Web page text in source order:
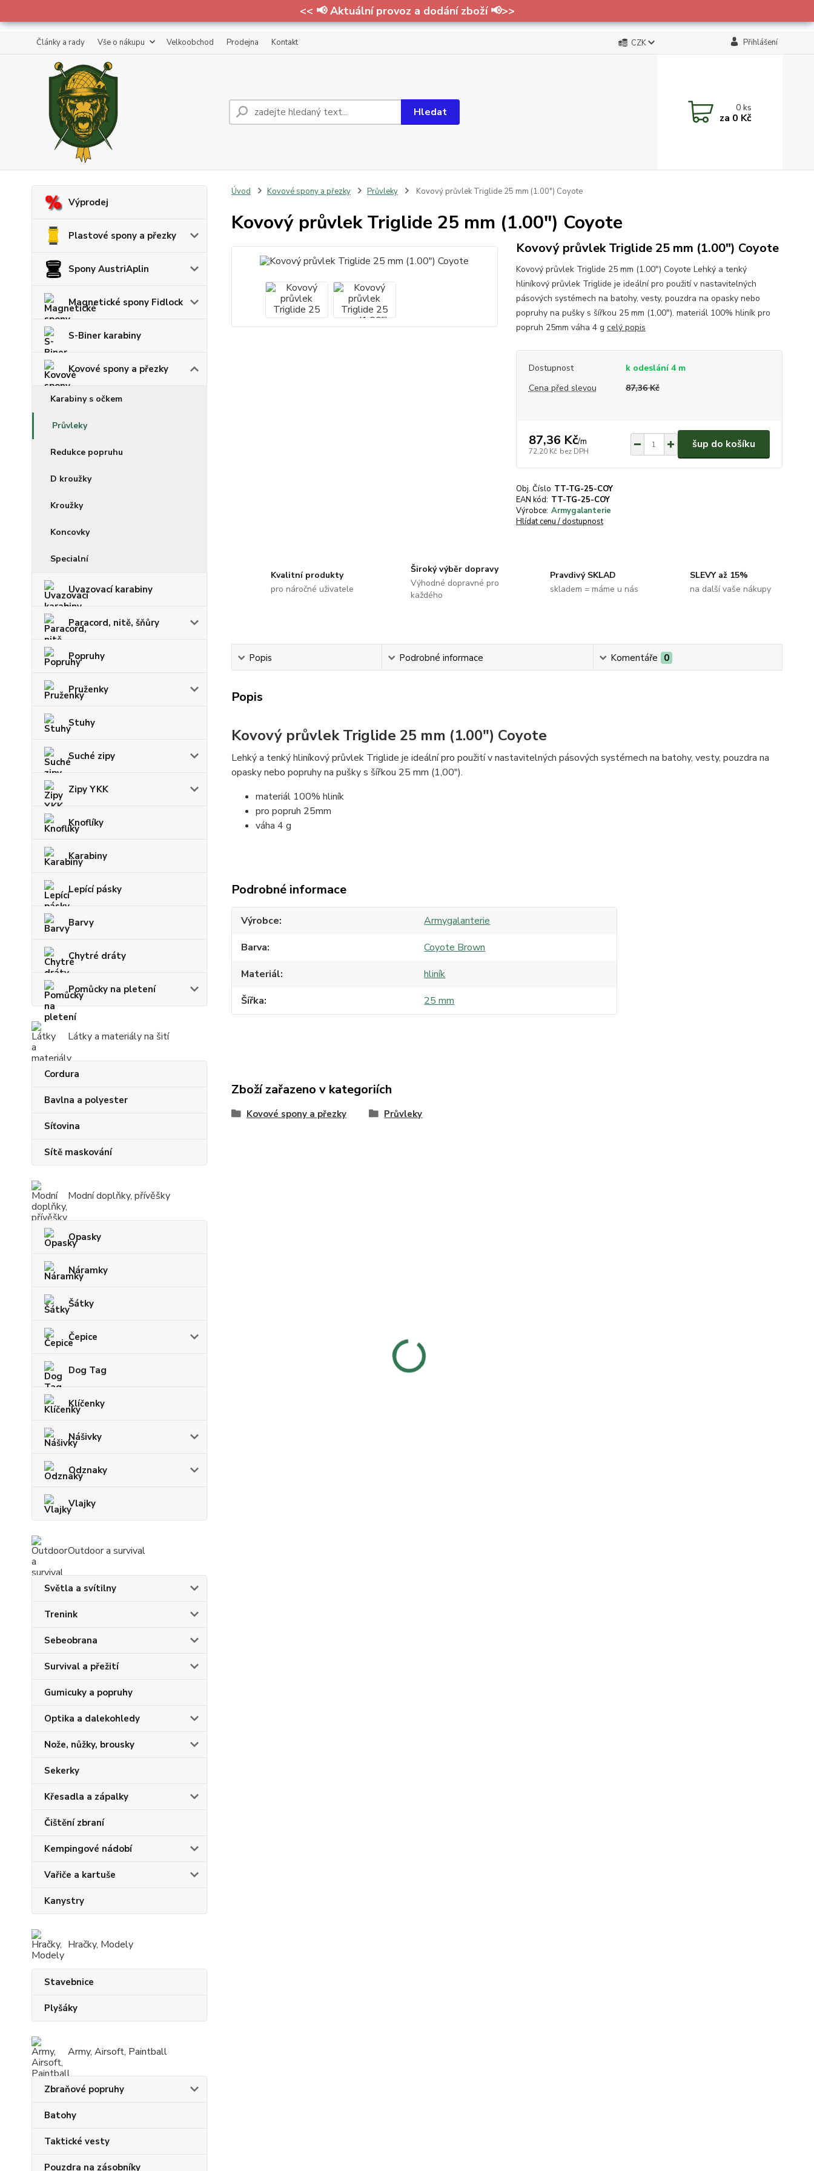
<< 📢 Aktuální provoz a dodání zboží 📢>>
Články a rady Vše o nákupu Velkoobchod Prodejna Kontakt CZK Přihlášení
Hledat 0ks
za 0 Kč
Výprodej
Plastové spony a přezky
Spony AustriAplin
Magnetické spony Fidlock
S-Biner karabiny
Kovové spony a přezky
Karabiny s očkem
Průvleky
Redukce popruhu
D kroužky
Kroužky
Koncovky
Specialní
Uvazovací karabiny
Paracord, nitě, šňůry
Popruhy
Pruženky
Stuhy
Suché zipy
Zipy YKK
Knoflíky
Karabiny
Lepící pásky
Barvy
Chytré dráty
Pomůcky na pletení
Látky a materiály na šití
Cordura
Bavlna a polyester
Síťovina
Sítě maskování
Modní doplňky, přívěšky
Opasky
Náramky
Šátky
Čepice
Dog Tag
Klíčenky
Nášivky
Odznaky
Vlajky
Outdoor a survival
Světla a svítilny
Trenink
Sebeobrana
Survival a přežití
Gumicuky a popruhy
Optika a dalekohledy
Nože, nůžky, brousky
Sekerky
Křesadla a zápalky
Čištění zbraní
Kempingové nádobí
Vařiče a kartuše
Kanystry
Hračky, Modely
Stavebnice
Plyšáky
Army, Airsoft, Paintball
Zbraňové popruhy
Batohy
Taktické vesty
Pouzdra na zásobníky
Úvod Kovové spony a přezky Průvleky Kovový průvlek Triglide 25 mm (1.00") Coyote
Kovový průvlek Triglide 25 mm (1.00") Coyote
Kovový průvlek Triglide 25 mm (1.00") Coyote
Kovový průvlek Triglide 25 mm (1.00") Coyote Lehký a tenký
hliníkový průvlek Triglide je ideální pro použití v nastavitelných
pásových systémech na batohy, vesty, pouzdra na opasky nebo
popruhy na pušky s šířkou 25 mm (1,00"). materiál 100% hliník pro
popruh 25mm váha 4 g celý popis
Dostupnost
k odeslání 4 m
Cena před slevou
87,36 Kč
87,36 Kč/m
72,20 Kč bez DPH
šup do košíku
Obj. Číslo TT-TG-25-COY
EAN kód: TT-TG-25-COY
Výrobce: Armygalanterie
Hlídat cenu / dostupnost
Kvalitní produkty
pro náročné uživatele
Široký výběr dopravy
Výhodné dopravné pro
každého
Pravdivý SKLAD
skladem = máme u nás
SLEVY až 15%
na další vaše nákupy
Popis Podrobné informace Komentáře 0
Popis
Kovový průvlek Triglide 25 mm (1.00") Coyote
Lehký a tenký hliníkový průvlek Triglide je ideální pro použití v nastavitelných pásových systémech na batohy, vesty, pouzdra na
opasky nebo popruhy na pušky s šířkou 25 mm (1,00").
materiál 100% hliník
pro popruh 25mm
váha 4 g
Podrobné informace
Výrobce
Armygalanterie
Barva
Coyote Brown
Materiál
hliník
Šířka
25 mm
Zboží zařazeno v kategoriích
Kovové spony a přezky Průvleky